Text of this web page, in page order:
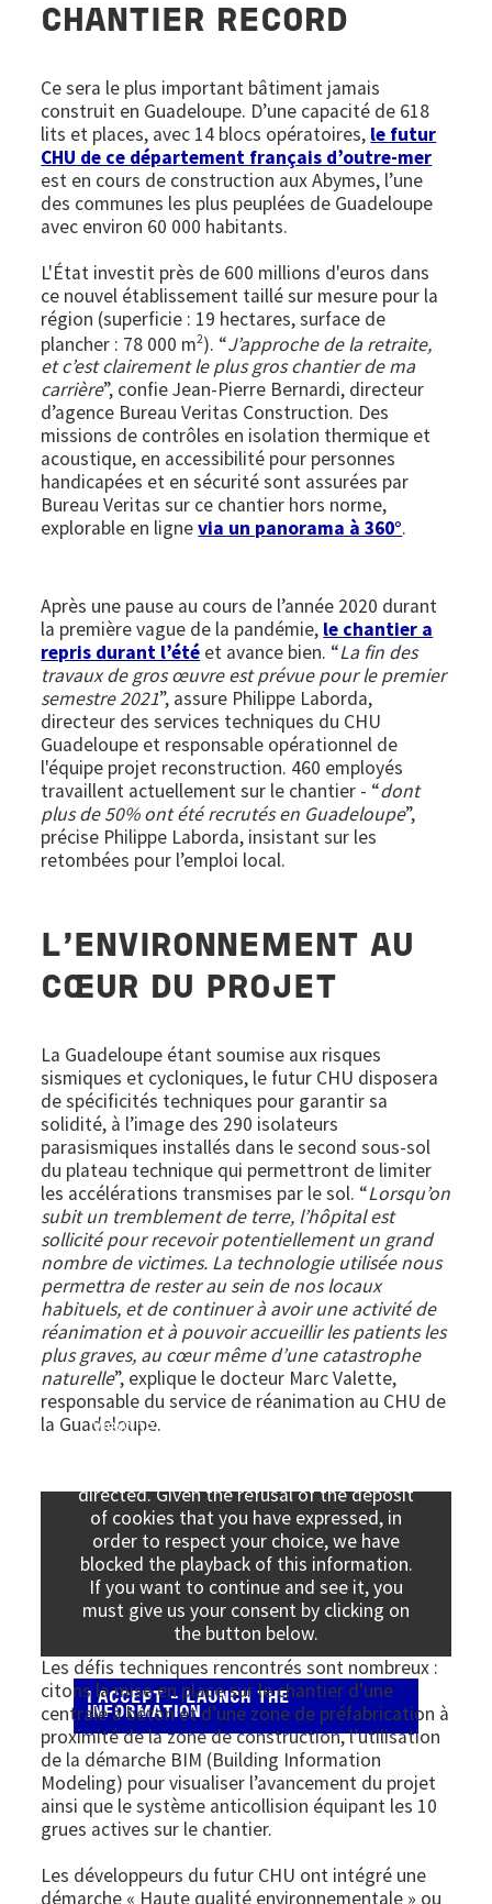
CHANTIER RECORD
Ce sera le plus important bâtiment jamais
construit en Guadeloupe. D’une capacité de 618
lits et places, avec 14 blocs opératoires, le futur
CHU de ce département français d’outre-mer
est en cours de construction aux Abymes, l’une
des communes les plus peuplées de Guadeloupe
avec environ 60 000 habitants.
L'État investit près de 600 millions d'euros dans
ce nouvel établissement taillé sur mesure pour la
région (superficie : 19 hectares, surface de
plancher : 78 000 m2). “J’approche de la retraite,
et c’est clairement le plus gros chantier de ma
carrière”, confie Jean-Pierre Bernardi, directeur
d’agence Bureau Veritas Construction. Des
missions de contrôles en isolation thermique et
acoustique, en accessibilité pour personnes
handicapées et en sécurité sont assurées par
Bureau Veritas sur ce chantier hors norme,
explorable en lignevia un panorama à 360°.
Après une pause au cours de l’année 2020 durant
la première vague de la pandémie, le chantier a
repris durant l’été et avance bien. “La fin des
travaux de gros œuvre est prévue pour le premier
semestre 2021”, assure Philippe Laborda,
directeur des services techniques du CHU
Guadeloupe et responsable opérationnel de
l'équipe projet reconstruction. 460 employés
travaillent actuellement sur le chantier - “dont
plus de 50% ont été recrutés en Guadeloupe”,
précise Philippe Laborda, insistant sur les
retombées pour l’emploi local.
L’ENVIRONNEMENT AU
CŒUR DU PROJET
La Guadeloupe étant soumise aux risques
sismiques et cycloniques, le futur CHU disposera
de spécificités techniques pour garantir sa
solidité, à l’image des 290 isolateurs
parasismiques installés dans le second sous-sol
du plateau technique qui permettront de limiter
les accélérations transmises par le sol. “Lorsqu’on
subit un tremblement de terre, l’hôpital est
sollicité pour recevoir potentiellement un grand
nombre de victimes. La technologie utilisée nous
permettra de rester au sein de nos locaux
habituels, et de continuer à avoir une activité de
réanimation et à pouvoir accueillir les patients les
plus graves, au cœur même d’une catastrophe
naturelle”, explique le docteur Marc Valette,
responsable du service de réanimation au CHU de
la Guadeloupe.
Viewing this information may result in
directed. Given the refusal of the deposit
of cookies that you have expressed, in
order to respect your choice, we have
blocked the playback of this information.
If you want to continue and see it, you
must give us your consent by clicking on
the button below.
I ACCEPT - LAUNCH THE
INFORMATION
Les défis techniques rencontrés sont nombreux :
citons la mise en place sur le chantier d'une
centrale à béton et d’une zone de préfabrication à
proximité de la zone de construction, l’utilisation
de la démarche BIM (Building Information
Modeling) pour visualiser l’avancement du projet
ainsi que le système anticollision équipant les 10
grues actives sur le chantier.
Les développeurs du futur CHU ont intégré une
démarche « Haute qualité environnementale » ou